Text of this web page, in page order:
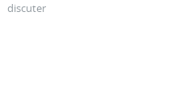
discuter